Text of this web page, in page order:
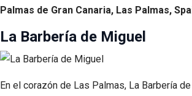
Palmas de Gran Canaria, Las Palmas,
La Barbería de Miguel
En el corazón de Las Palmas, La Barbería